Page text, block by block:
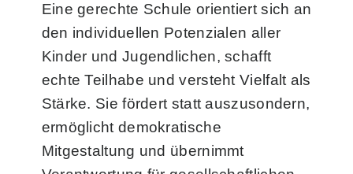
Eine gerechte Schule orientiert sich an
den individuellen Potenzialen aller
Kinder und Jugendlichen, schafft
echte Teilhabe und versteht Vielfalt als
Stärke. Sie fördert statt auszusondern,
ermöglicht demokratische
Mitgestaltung und übernimmt